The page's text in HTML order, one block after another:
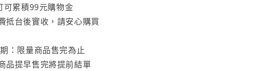
可累積99元購物金
抵台後實收，請安心購買
：限量商品售完為止
品提早售完將提前結單